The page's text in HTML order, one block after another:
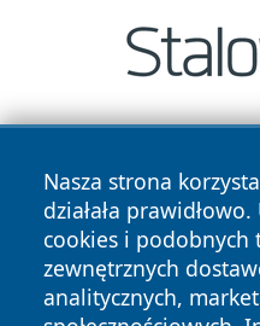
Nasza strona
działała
cookies i
zewnętrznych
analitycznych,
Copyright © 2026
zastrzeżone.